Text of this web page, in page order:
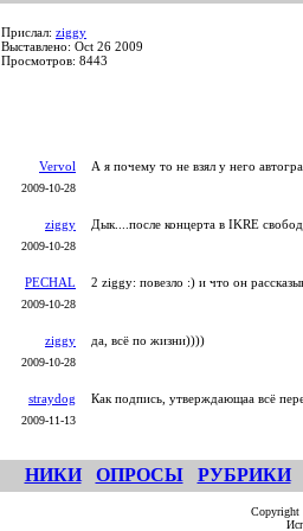
Прислал: ziggy
Выставлено: Oct 26 2009
Просмотров: 8443
Vervol
2009-10-28
А я почему то не взял у него
ziggy
2009-10-28
Дык....после концерта в IKRE
PECHAL
2009-10-28
2 ziggy: повезло :) и что он
ziggy
2009-10-28
да, всё по жизни))))
straydog
2009-11-13
Как подпись, утверждающаа всё
НИКИ ОПРОСЫ РУБРИКИ